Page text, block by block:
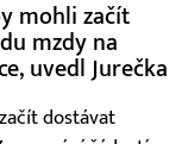
mohli začít
mzdy na
uvedl Jurečka
dostávat